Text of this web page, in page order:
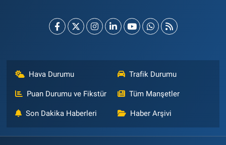
Hava Durumu Trafik Durumu
Puan Durumu ve Fikstür Tüm Manşetler
Son Dakika Haberleri Haber Arşivi